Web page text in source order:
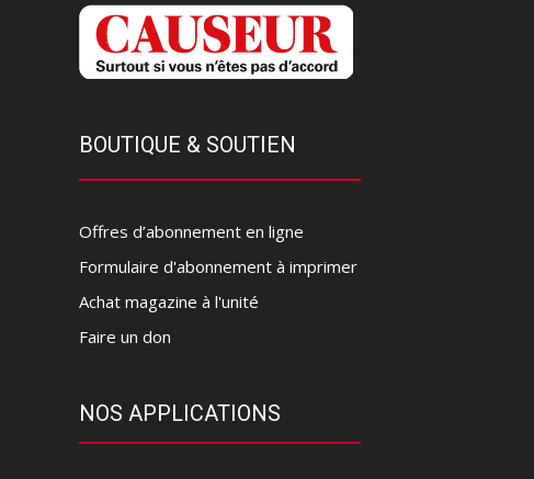
BOUTIQUE & SOUTIEN
Offres d’abonnement en ligne
Formulaire d'abonnement à imprimer
Achat magazine à l'unité
Faire un don
NOS APPLICATIONS